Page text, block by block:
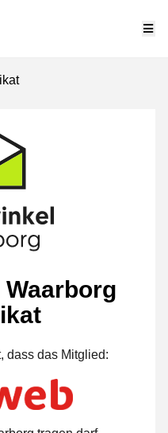
dass das Mitglied: